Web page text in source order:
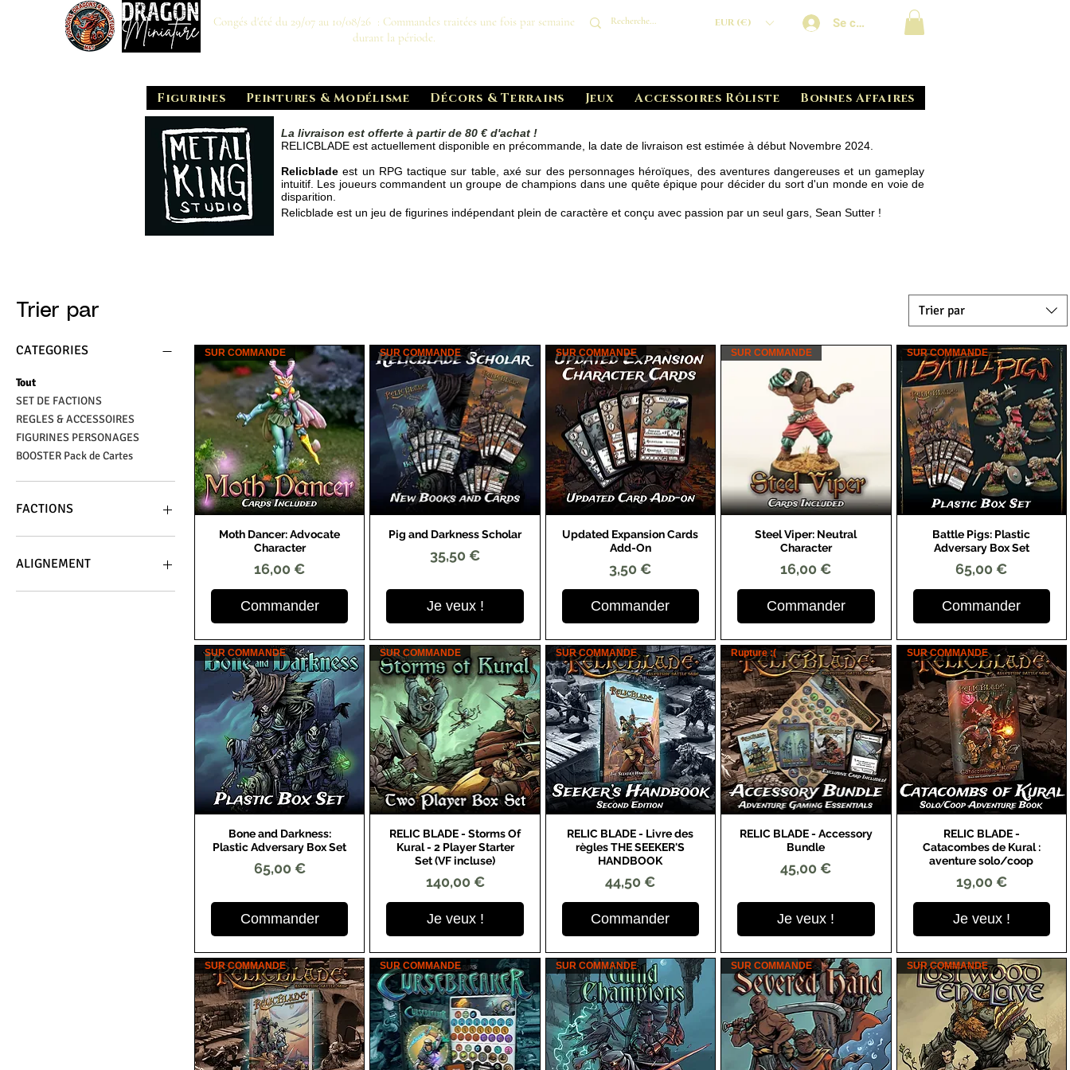
Congés d'été du 29/07 au 10/08/26 : Commandes traitées une fois par semaine
durant la période.
EUR (€) Se connecter
Figurines Peintures & Modélisme Décors & Terrains Jeux Accessoires Rôliste Bonnes Affaires
La livraison est offerte à partir de 80 € d'achat !
RELICBLADE est actuellement disponible en précommande, la date de livraison est estimée à début Novembre 2024.
Relicblade est un RPG tactique sur table, axé sur des personnages héroïques, des aventures dangereuses et un gameplay
intuitif. Les joueurs commandent un groupe de champions dans une quête épique pour décider du sort d'un monde en voie de
disparition.
Relicblade est un jeu de figurines indépendant plein de caractère et conçu avec passion par un seul gars, Sean Sutter !​
Trier par
CATEGORIES
Tout
SET DE FACTIONS
REGLES & ACCESSOIRES
FIGURINES PERSONAGES
BOOSTER Pack de Cartes
FACTIONS
TEMPLE OF JUSTICE
WILDERKIN
LOSTWOOD ENCLAVE
ALIGNEMENT
THE ADVOCATE
Trier par
Aperçu rapide
SUR COMMANDE
Moth Dancer: Advocate
Character
Prix
16,00 €
Commander
Aperçu rapide
SUR COMMANDE
Pig and Darkness Scholar
Prix
35,50 €
Je veux !
Aperçu rapide
SUR COMMANDE
Updated Expansion Cards
Add-On
Prix
3,50 €
Commander
Aperçu rapide
SUR COMMANDE
Steel Viper: Neutral
Character
Prix
16,00 €
Commander
Aperçu rapide
SUR COMMANDE
Battle Pigs: Plastic
Adversary Box Set
Prix
65,00 €
Commander
Aperçu rapide
SUR COMMANDE
Bone and Darkness:
Plastic Adversary Box Set
Prix
65,00 €
Commander
Aperçu rapide
SUR COMMANDE
RELIC BLADE - Storms Of
Kural - 2 Player Starter
Set (VF incluse)
Prix
140,00 €
Je veux !
Aperçu rapide
SUR COMMANDE
RELIC BLADE - Livre des
règles THE SEEKER'S
HANDBOOK
Prix
44,50 €
Commander
Aperçu rapide
Rupture :(
RELIC BLADE - Accessory
Bundle
Prix
45,00 €
Je veux !
Aperçu rapide
SUR COMMANDE
RELIC BLADE -
Catacombes de Kural :
aventure solo/coop
Prix
19,00 €
Je veux !
SUR COMMANDE SUR COMMANDE SUR COMMANDE SUR COMMANDE SUR COMMANDE